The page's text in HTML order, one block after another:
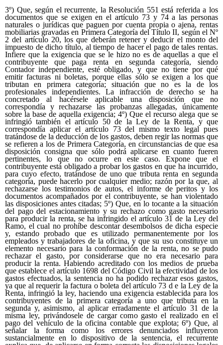
3º) Que, según el recurrente, la Resolución 551 está referida a los documentos que se exigen en el artículo 73 y 74 a las personas naturales o jurídicas que paguen por cuenta propia o ajena, rentas mobiliarias gravadas en Primera Categoría del Título II, según el Nº 2 del artículo 20, los que deberán retener y deducir el monto del impuesto de dicho título, al tiempo de hacer el pago de tales rentas. Infiere que la exigencia que se le hizo no es de aquellas a que el contribuyente que paga renta en segunda categoría, siendo Contador independiente, esté obligado, y que no tiene por qué emitir facturas ni boletas, porque ellas sólo se exigen a los que tributan en primera categoría; situación que no es la de los profesionales independientes. La infracción de derecho se ha concretado al hacérsele aplicable una disposición que no correspondía y rechazarse las probanzas allegadas, únicamente sobre la base de aquella exigencia; 4º) Que el recurso alega que se infringió también el artículo 50 de la Ley de la Renta, y que correspondía aplicar el artículo 73 del mismo texto legal pues tratándose de la deducción de los gastos, deben regir las normas que se refieren a los de Primera Categoría, en circunstancias de que esa disposición consigna que sólo podrá aplicarse en cuanto fueren pertinentes, lo que no ocurre en este caso. Expone que el contribuyente está obligado a probar los gastos en que ha incurrido, para cuyo efecto, tratándose de uno que tributa renta en segunda categoría, puede hacerlo por cualquier medio; razón por la que, al rechazarse los testimonios de autos, el informe de peritos y los documentos acompañados por el contribuyente, se han violentado las disposiciones antes citadas; 5º) Que, en lo tocante a la situación del pago del estacionamiento y su rechazo como gasto necesario para producir la renta, se ha infringido el artículo 31 de la Ley del Ramo, el cual no prohíbe descontar desembolsos de dicha especie y, estando probado que es utilizado permanentemente por los empleados y trabajadores de la oficina, y que su uso constituye un elemento necesario para la conformación de la renta, no se pudo rechazar el gasto, por considerarse que no era necesario para producir la renta. Habiendo acreditado con los medios de prueba que establece el artículo 1698 del Código Civil la efectividad de los gastos efectuados, la sentencia no ha podido rechazar esos gastos, ya que al requerir la factura o boleta del artículo 73 d e la Ley de la Renta, infringió la ley, haciendo una exigencia establecida para los contribuyentes de la primera categoría a uno que tributa en la segunda y, asimismo, al aplicar erradamente el artículo 31 de la misma ley, privándosele de cargar como gasto el realizado en el pago del vehículo de la oficina contable que explota; 6º) Que, al señalar la forma como los errores denunciados influyeron sustancialmente en lo dispositivo de la sentencia, el recurrente explica que, de aplicarse en forma correcta las disposiciones legales citadas, se habría llegado a la conclusión de que estaban probados los gastos correspondientes a las partidas impugnadas y debió acogerse en esa parte la reclamación. Del mismo modo, en el evento de haberse aplicado correctamente el artículo 31 de la Ley de la Renta, en lo tocante al pago del estacionamiento del vehículo del contribuyente, se habría concluido que dicho gasto era necesario para producir la renta y también debió acogerse esta parte del reclamo formulado; 7º) Que al reclamante don Guillermo Molina Mery se le citó, solicitándosele acreditar con libros y documentación fehaciente los gastos efectivos que incluyó en sus declaraciones de renta formulario 22, años tributarios 1998 y 1999. En su respuesta, según se expone a fs.2, no desvirtuó las partidas citadas, debido a que no acreditó los cargos a gastos que se le observaron, razón por la cual se le efectuaron las liquidaciones 119 a 122, por los conceptos ya dichos; 8º) Que, presentada la reclamación, se tramitó del modo como lo dispone la ley y dictada la sentencia de primer grado, ésta se hizo cargo de las probanzas rendidas por el contribuyente: testimonial, pericial y documental. En el motivo décimo señala que, respecto de determinados gastos, el contribuyente no posee documentación legal respaldatoria, existiendo solamente comprobantes de egreso emitidos por el propio recurrente, con los que procedía a registrar el respectivo gasto en su contabilidad, los cuales debían confirmarse, por carecer del respaldo correspondiente. Se dice que debió emitir facturas de compras o boletas de servicios, previstos en la Resolución Nº551, por las operaciones con particulares que realizaran ventas de escaso valor monetario o servicios análogos o similar es a un oficio. Los comprobantes de egreso emitidos por el contribuyente por los gastos detallados, no tienen validez, ya que no son de aquellos documentos autorizados por el Servicio; 9º) Que, en relación a los gastos por estacionamiento de automóvil, rechazados por el fiscalizador, al considerar que no eran necesarios para producir la renta, el motivo undécimo del fallo comparte la opinión de dicho funcionario, por cuanto se trata de un automóvil de propiedad del contribuyente, supuestamente utilizado por el personal de su oficina para efectuar diversos trámites. Sin embargo -señala el fallo- no aparece como un gasto necesario para producir la renta, en cuanto no existen antecedentes en el proceso para estimar que el vehículo era usado principalmente para esos fines y que no se trata de un vehículo particular que ocasionalmente es empleado para trámites de la oficina profesional; 10º) Que, al analizar las críticas que en el recurso se formulan en contra de la sentencia que por su intermedio se impugna, conviene precisar que la infracción denunciada respecto del artículo 1698 del Código Civil amén de de su fundamentación no suficientemente precisa y clara- no se ha configurado, pues dicha norma, de general aplicación, contiene dos reglas: por una parte, establece sobre quién recae en juicio el peso de la prueba y, por otra, enumera los medios probatorios de que las partes pueden valerse; aspecto este último en que resulta complementado por el artículo 341 del Código de Procedimiento Civil. Bajo ninguno de los dos aspectos mencionados aparece que la sentencia hubiera transgredido lo preceptuado en el artículo 1698 del Código Civil, debiendo puntualizarse que, en lo tocante al peso de la prueba, el Código Tributario contiene en el artículo 21 una regla especial aplicable a reclamos como el de autos- que la hace recaer sobre el contribuyente; 11º) Que tampoco puede prosperar el recurso en la parte que da por vulnerado los artículos 341, 409 y 425 del Código de Procedimiento Civil, que, respectivamente, se refieren, a los medios de prueba que se pueden hacer valer en juicio -complementando lo regulado sobre la materia por el artículo 1698 del Código Civil, como se señaló precedentemente-; a los casos en que debe decretarse la prueba de peritos y a la regla que ordena apreciar su mérito de convicción, según los principios de la sana crítica, pues, en relación a la mencionada normativa, no se expresa cómo el fallo la habría conculcado, indicando en qué han consistido los errores de derecho cometidos, como lo requiere en su artículo 772 el Código de Procedimiento Civil, desde que no puede entenderse satisfecha semejante exigencia con la expresión genérica empleada en el libelo acerca de que los medios de prueba deberán ser tasados conforme al valor que a dichos medios probatorios se asigna en los artículos pertinentes del Código de Procedimiento Civil..; 12º) Que, en cuanto al artículo 21 del Código Tributario, se limita a establecer que la carga de la prueba en las etapas administrativa y jurisdiccional del procedimiento de reclamo recae en el contribuyente, a la vez que dispone que el Servicio no podrá prescindir de los antecedentes producidos por el contribuyente; disposición que se refiere a una cuestión que resulta obvia, esto es, al principio de que los jueces han de hacerse cargo de las probanzas rendidas en un proceso; sin embargo, la labor de ponderación de las pruebas y la consiguiente extracción de conclusiones es algo que corresponde en forma privativa a los jueces del fondo y, como es lógico, no puede serles impuesta por alguna de las partes. En el presente asunto, el contribuyente utilizó los medios que estimó del caso y ellos fueron debidamente analizados y ponderados y se estimó que no eran suficientes para probar lo que intentaba éste, es decir, la efectividad de los gastos cuestionados; y en cuanto a los instrumentos, resulta natural que se le exija determinada documentación oficial, que revista visos de seriedad, exigencia que no cumplen aquéllos elaborados por el propio contribuyente, pues esto pugna con los más elementales principios regulatorios de la prueba. Por ello, no han estado errados los jueces del fondo al resolver como se les reprocha en relación con esta materia, sin que resulte necesario abundar en otras argumentaciones para sustentar el rechazo de esta sección de la casación; 13º) Que, en lo tocante a los gastos de estacionamiento de un vehículo, que se presentan como necesarios para producir renta, hay que consignar que tales desembolsos deben tener los caracteres que se 'f1ala precisamente el artículo 31 de la Ley de la Renta, esto es, debe tratarse de gastos que generen renta y, en el caso de autos, los jueces del fondo concluyeron que se trata de un vehículo particular, por lo que se ha de entender que en tal caso existe la explotación de un bien no destinado al giro del negocio del recurrente, que es un contador, sin que se advierta de qué manera el estacionamiento de un vehículo pueda incidir en la generación de su renta. Lo anterior, por lo demás, resulta ser una cuestión de hecho, que deben determinar los jueces del fondo en uso, como se dijo, de sus legítimas atribuciones, pues a ellos les corresponde la labor de apreciación o ponderación d